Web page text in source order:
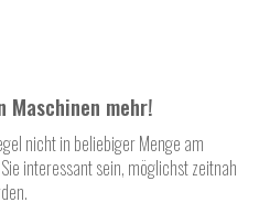
Maschinen mehr!
nicht in beliebiger Menge am
interessant sein, möglichst zeitnah